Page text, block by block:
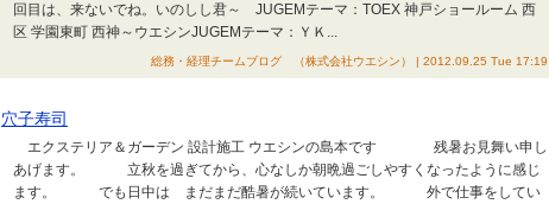
回目は、来ないでね。いのしし君～ JUGEMテーマ：TOEX 神戸ショールーム 西
区 学園東町 西神～ウエシンJUGEMテーマ：ＹＫ...
総務・経理チームブログ （株式会社ウエシン） | 2012.09.25 Tue 17:19
穴子寿司
エクステリア＆ガーデン 設計施工 ウエシンの島本です 残暑お見舞い申し
あげます。 立秋を過ぎてから、心なしか朝晩過ごしやすくなったように感じ
ます。 でも日中は まだまだ酷暑が続いています。 外で仕事をしてい